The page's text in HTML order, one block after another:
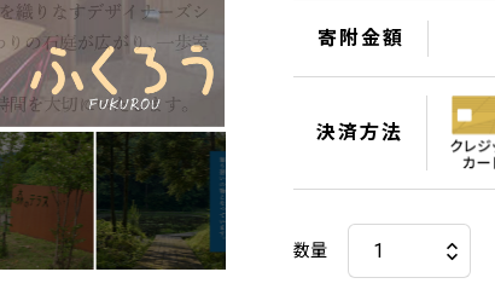
寄附金額
決済方法
数量